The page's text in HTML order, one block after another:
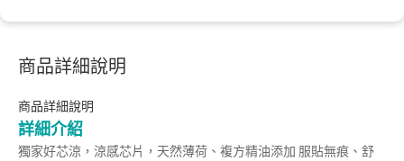
商品詳細說明
商品詳細說明
詳細介紹
獨家好芯涼，涼感芯片，天然薄荷、複方精油添加 服貼無痕、舒